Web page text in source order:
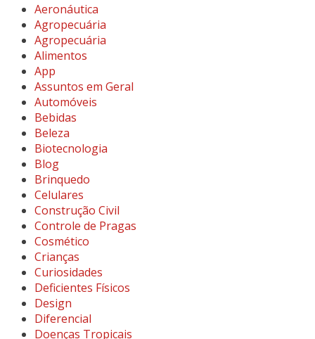
Aeronáutica
Agropecuária
Agropecuária
Alimentos
App
Assuntos em Geral
Automóveis
Bebidas
Beleza
Biotecnologia
Blog
Brinquedo
Celulares
Construção Civil
Controle de Pragas
Cosmético
Crianças
Curiosidades
Deficientes Físicos
Design
Diferencial
Doenças Tropicais